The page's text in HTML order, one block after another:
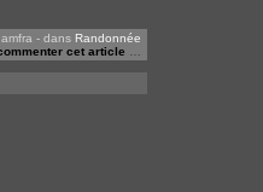
- dans Randonnée
cet article